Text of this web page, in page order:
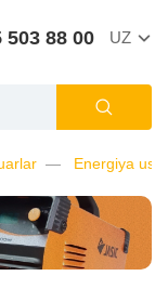
503 88 00 UZ
Energiya